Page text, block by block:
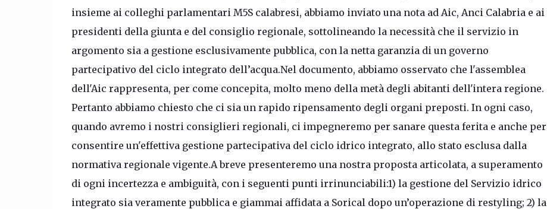
insieme ai colleghi parlamentari M5S calabresi, abbiamo inviato una nota ad Aic, Anci Calabria e ai
presidenti della giunta e del consiglio regionale, sottolineando la necessità che il servizio in
argomento sia a gestione esclusivamente pubblica, con la netta garanzia di un governo
partecipativo del ciclo integrato dell’acqua.Nel documento, abbiamo osservato che l'assemblea
dell'Aic rappresenta, per come concepita, molto meno della metà degli abitanti dell'intera regione.
Pertanto abbiamo chiesto che ci sia un rapido ripensamento degli organi preposti. In ogni caso,
quando avremo i nostri consiglieri regionali, ci impegneremo per sanare questa ferita e anche per
consentire un'effettiva gestione partecipativa del ciclo idrico integrato, allo stato esclusa dalla
normativa regionale vigente.A breve presenteremo una nostra proposta articolata, a superamento
di ogni incertezza e ambiguità, con i seguenti punti irrinunciabili:1) la gestione del Servizio idrico
integrato sia veramente pubblica e giammai affidata a Sorical dopo un’operazione di restyling; 2) la